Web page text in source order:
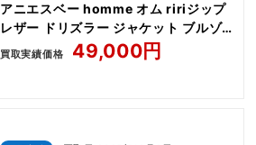
アニエスベー homme オム ririジップ
レザー ドリズラー ジャケット ブルゾ
ン
買取実績価格 49,000円